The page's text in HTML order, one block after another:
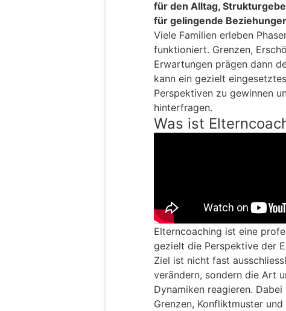
für den Alltag,
für gelingende
Viele Familien erleben
funktioniert. Grenzen,
Erwartungen prägen dann
kann ein gezielt
Perspektiven zu gewinnen
hinterfragen.
Was ist
Elterncoaching ist eine
gezielt die Perspektive der
Ziel ist nicht fast
verändern, sondern die Art
Dynamiken reagieren.
Grenzen, Konfliktmuster